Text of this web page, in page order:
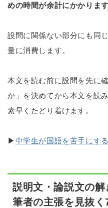
めの時間が余計にかかります
設問に関係ない部分にも同
量に消費します。
本文を読む前に設問を先に
か」を決めてから本文を読
素早くたどり着けます。
▶ 中学生が国語を苦手にす
説明文・論説文の
筆者の主張を見抜く